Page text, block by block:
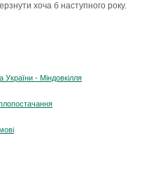
хоча б наступного року.
України - Міндовкілля